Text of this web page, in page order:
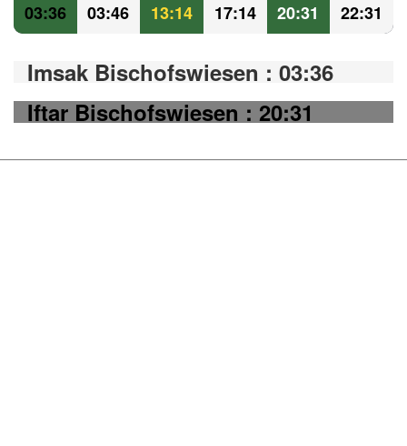
03:36 03:46 13:14 17:14 20:31 22:31
Imsak Bischofswiesen : 03:36
Iftar Bischofswiesen : 20:31